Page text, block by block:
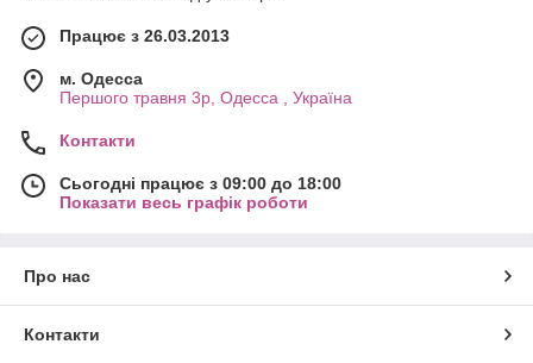
Працює з 26.03.2013
м. Одесса
Першого травня 3р, Одесса , Україна
Контакти
Сьогодні працює з 09:00 до 18:00
Показати весь графік роботи
Про нас
Контакти